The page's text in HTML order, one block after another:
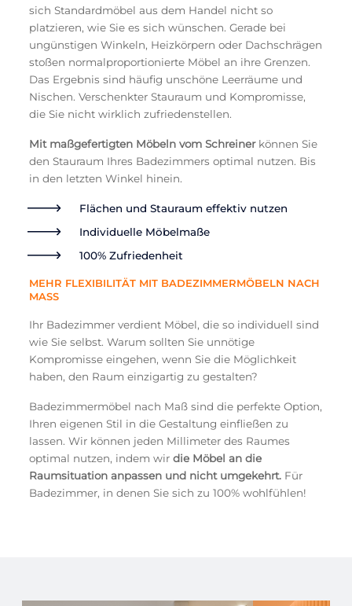
sich Standardmöbel aus dem Handel nicht so
platzieren, wie Sie es sich wünschen. Gerade bei
ungünstigen Winkeln, Heizkörpern oder Dachschrägen
stoßen normalproportionierte Möbel an ihre Grenzen.
Das Ergebnis sind häufig unschöne Leerräume und
Nischen. Verschenkter Stauraum und Kompromisse,
die Sie nicht wirklich zufriedenstellen.
Mit maßgefertigten Möbeln vom Schreinerkönnen Sie
den Stauraum Ihres Badezimmers optimal nutzen. Bis
in den letzten Winkel hinein.
Flächen und Stauraum effektiv nutzen
Individuelle Möbelmaße
100% Zufriedenheit
MEHR FLEXIBILITÄT MIT BADEZIMMERMÖBELN NACH
MASS
Ihr Badezimmer verdient Möbel, die so individuell sind
wie Sie selbst. Warum sollten Sie unnötige
Kompromisse eingehen, wenn Sie die Möglichkeit
haben, den Raum einzigartig zu gestalten?
Badezimmermöbel nach Maß sind die perfekte Option,
Ihren eigenen Stil in die Gestaltung einfließen zu
lassen. Wir können jeden Millimeter des Raumes
optimal nutzen, indem wir die Möbel an die
Raumsituation anpassen und nicht umgekehrt.Für
Badezimmer, in denen Sie sich zu 100% wohlfühlen!